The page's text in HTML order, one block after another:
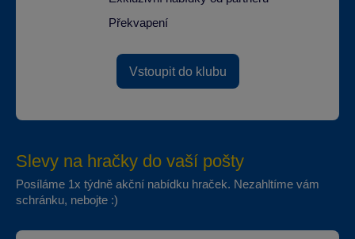
Překvapení
Vstoupit do klubu
Slevy na hračky do vaší pošty
Posíláme 1x týdně akční nabídku hraček. Nezahltíme vám
schránku, nebojte :)